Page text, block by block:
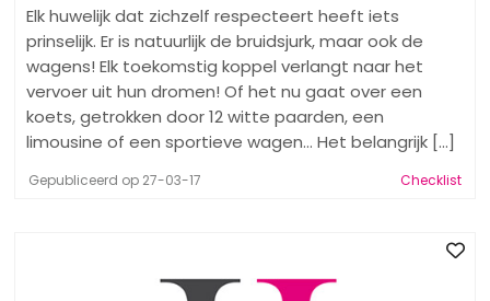
Elk huwelijk dat zichzelf respecteert heeft iets
prinselijk. Er is natuurlijk de bruidsjurk, maar ook de
wagens! Elk toekomstig koppel verlangt naar het
vervoer uit hun dromen! Of het nu gaat over een
koets, getrokken door 12 witte paarden, een
limousine of een sportieve wagen… Het belangrijk [...]
Gepubliceerd op 27-03-17 Checklist